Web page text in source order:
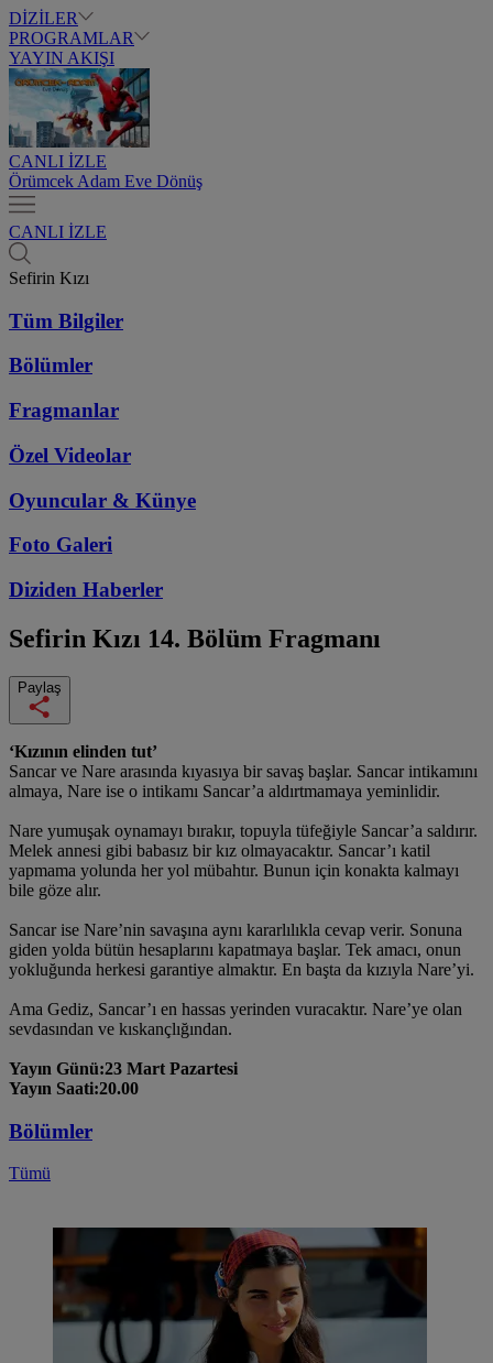
DİZİLER
PROGRAMLAR
YAYIN AKIŞI
CANLI İZLE
Örümcek Adam Eve Dönüş
CANLI İZLE
Sefirin Kızı
Tüm Bilgiler
Bölümler
Fragmanlar
Özel Videolar
Oyuncular & Künye
Foto Galeri
Diziden Haberler
Sefirin Kızı 14. Bölüm Fragmanı
Paylaş
‘Kızının elinden tut’
Sancar ve Nare arasında kıyasıya bir savaş başlar. Sancar intikamını
almaya, Nare ise o intikamı Sancar’a aldırtmamaya yeminlidir.
Nare yumuşak oynamayı bırakır, topuyla tüfeğiyle Sancar’a saldırır.
Melek annesi gibi babasız bir kız olmayacaktır. Sancar’ı katil
yapmama yolunda her yol mübahtır. Bunun için konakta kalmayı
bile göze alır.
Sancar ise Nare’nin savaşına aynı kararlılıkla cevap verir. Sonuna
giden yolda bütün hesaplarını kapatmaya başlar. Tek amacı, onun
yokluğunda herkesi garantiye almaktır. En başta da kızıyla Nare’yi.
Ama Gediz, Sancar’ı en hassas yerinden vuracaktır. Nare’ye olan
sevdasından ve kıskançlığından.
Yayın Günü:23 Mart Pazartesi
Yayın Saati:20.00
Bölümler
Tümü